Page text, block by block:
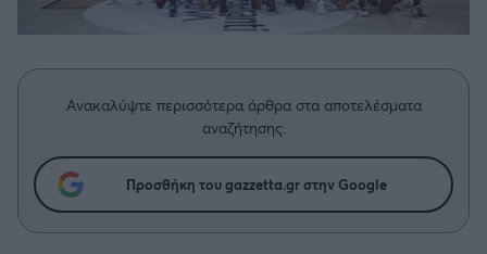
Δημήτρης Τσορμπατζόγλου
Άρης
Βόλος
Συνεντεύξεις
Μια Ιστορία από την Πόλη
Μπάσκετ: Τουρκία
Κύπελλο Ελλάδας Μπάσκετ
Μπάσκετ: Γερμανία
Μπάσκετ: Ιταλία
Ανακαλύψτε περισσότερα άρθρα στα αποτελέσματα
αναζήτησης.
Προσθήκη του gazzetta.gr στην Google